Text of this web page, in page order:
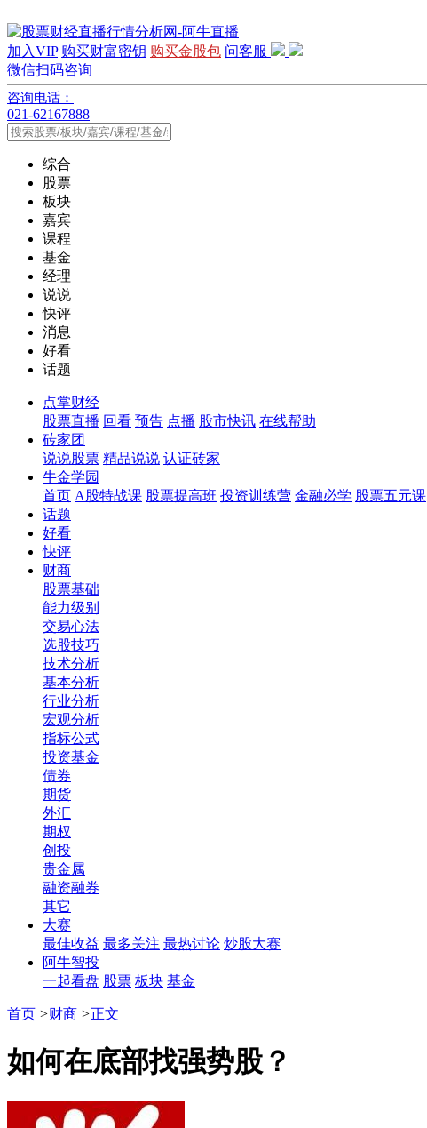
加入VIP 购买财富密钥 购买金股包 问客服
微信扫码咨询
咨询电话：
021-62167888
综合
股票
板块
嘉宾
课程
基金
经理
说说
快评
消息
好看
话题
点掌财经
股票直播 回看 预告 点播 股市快讯 在线帮助
砖家团
说说股票 精品说说 认证砖家
牛金学园
首页 A股特战课 股票提高班 投资训练营 金融必学 股票五元课
话题
好看
快评
财商
股票基础
能力级别
交易心法
选股技巧
技术分析
基本分析
行业分析
宏观分析
指标公式
投资基金
债券
期货
外汇
期权
创投
贵金属
融资融券
其它
大赛
最佳收益 最多关注 最热讨论 炒股大赛
阿牛智投
一起看盘 股票 板块 基金
首页 >财商 >正文
如何在底部找强势股？